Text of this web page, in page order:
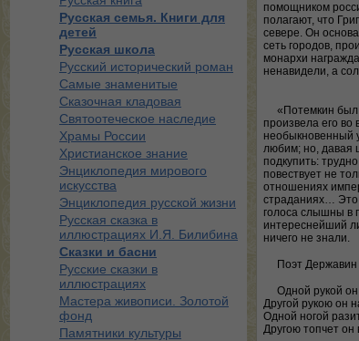
Русская семья. Книги для
детей
Русская школа
Русский исторический роман
Самые знаменитые
Сказочная кладовая
Святоотеческое наследие
Храмы России
Христианское знание
Энциклопедия мирового
искусства
Энциклопедия русской жизни
Русская сказка в
иллюстрациях И.Я. Билибина
Сказки и басни
Русские сказки в
иллюстрациях
Мастера живописи. Золотой
фонд
Памятники культуры
помощником
полагают, что
севере. Он
сеть городов,
монархи
ненавидели, а
«Потемкин был
произвела его
необыкновенный
любим; но, давая
подкупить:
повествует не
отношениях
страданиях… Это
голоса слышны в
интереснейший
ничего не знали.
Поэт
Одной рукой
Другой рукою он
Одной ногой
Другою топчет